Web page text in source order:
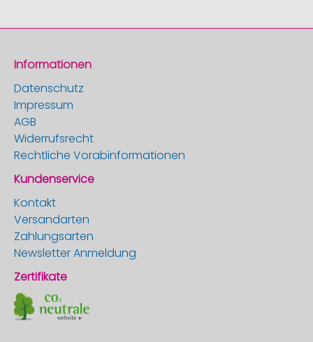
Informationen
Datenschutz
Impressum
AGB
Widerrufsrecht
Rechtliche Vorabinformationen
Kundenservice
Kontakt
Versandarten
Zahlungsarten
Newsletter Anmeldung
Zertifikate